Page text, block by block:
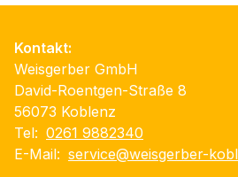
Kontakt:
Weisgerber GmbH
David-Roentgen-Straße 8
56073 Koblenz
Tel: 0261 9882340
E-Mail: service@weisgerber-